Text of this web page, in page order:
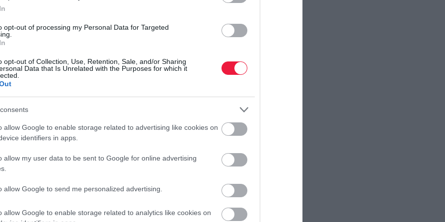
opt-out of processing my Personal Data for Targeted
opt-out of Collection, Use, Retention, Sale, and/or Sharing
Data that Is Unrelated with the Purposes for which it
allow Google to enable storage related to advertising like cookies on
identifiers in apps.
allow my user data to be sent to Google for online advertising
allow Google to send me personalized advertising.
allow Google to enable storage related to analytics like cookies on
páratartalommal párosult.
a termékenyülés elmaradt. A virágzási időszak
– viszont a száraz tavasz miatt a moníliafertőzés
piacokon 980-1480 forint között mozgott a
a Gyümölcsvadász oldal
gyűjtése
a gyümölcs kilójához „Szedd magad”
„Szedd magad” meggyeseiről: